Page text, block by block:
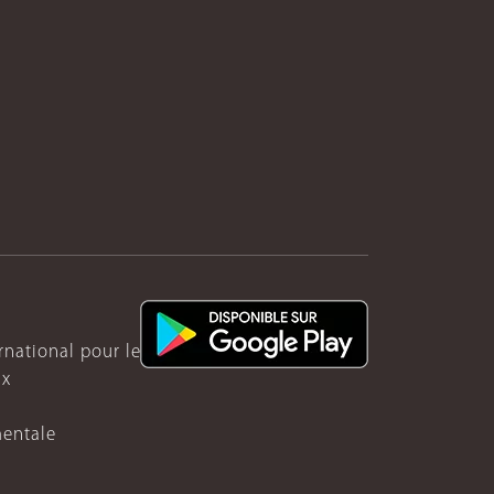
pour le Rwanda